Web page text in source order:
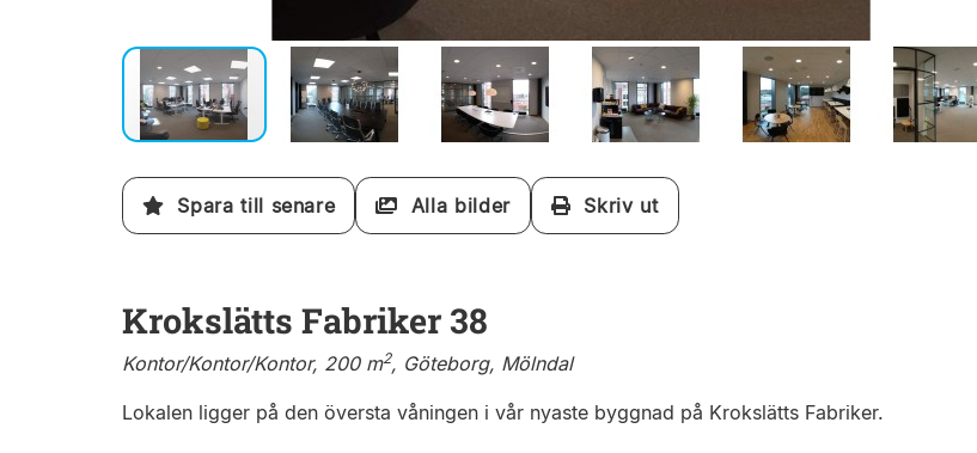
Spara till senare Alla bilder Skriv ut
Krokslätts Fabriker 38
Kontor/Kontor/Kontor, 200 m2, Göteborg, Mölndal
Lokalen ligger på den översta våningen i vår nyaste byggnad på Krokslätts Fabriker.